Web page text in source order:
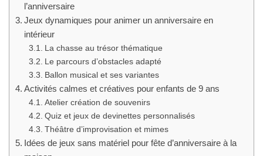
l’anniversaire
Jeux dynamiques pour animer un anniversaire en
intérieur
La chasse au trésor thématique
Le parcours d’obstacles adapté
Ballon musical et ses variantes
Activités calmes et créatives pour enfants de 9 ans
Atelier création de souvenirs
Quiz et jeux de devinettes personnalisés
Théâtre d’improvisation et mimes
Idées de jeux sans matériel pour fête d’anniversaire à la